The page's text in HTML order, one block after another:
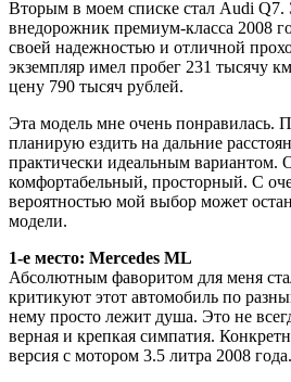
Вторым в моем списке стал Audi
внедорожник премиум-класса 2008
своей надежностью и отличной
экземпляр имел пробег 231 тысячу
цену 790 тысяч рублей.
Эта модель мне очень понравилась.
планирую ездить на дальние
практически идеальным
комфортабельный, просторный. С
вероятностью мой выбор может
модели.
1-е место: Mercedes ML
Абсолютным фаворитом для меня
критикуют этот автомобиль по
нему просто лежит душа. Это не
верная и крепкая симпатия.
версия с мотором 3.5 литра 2008 года.